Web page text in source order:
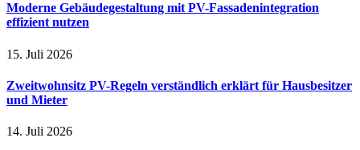
Moderne Gebäudegestaltung mit PV-Fassadenintegration
effizient nutzen
15. Juli 2026
Zweitwohnsitz PV-Regeln verständlich erklärt für Hausbesitzer
und Mieter
14. Juli 2026